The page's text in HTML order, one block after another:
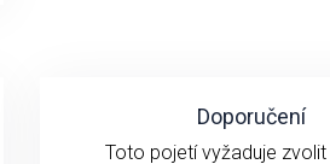
Doporučení
Toto pojetí vyžaduje zvolit